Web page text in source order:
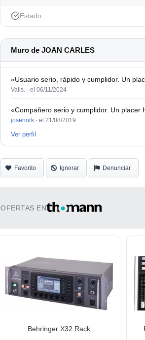
Estado
Muro de JOAN CARLES
«Usuario serio, rápido y cumplidor. Un
Valis. · el 06/11/2024
«Compañero serio y cumplidor. Un placer
josehork · el 21/08/2019
Ver perfil
Favorito Ignorar Denunciar
OFERTAS EN
Behringer X32 Rack